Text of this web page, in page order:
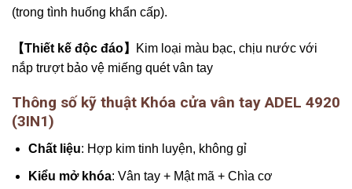
(trong tình huống khẩn cấp).
【Thiết kế độc đáo】
Kim loại màu bạc, chịu nước với
nắp trượt bảo vệ miếng quét vân tay
Thông số kỹ thuật Khóa cửa vân tay ADEL 4920
(3IN1)
Chất liệu: Hợp kim tinh luyện, không gỉ
Kiểu mở khóa: Vân tay + Mật mã + Chìa cơ